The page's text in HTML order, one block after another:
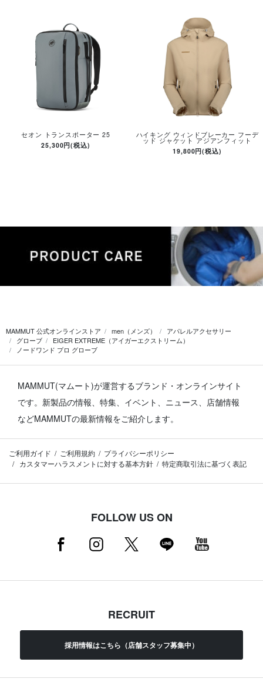
セオン トランスポーター 25
25,300円(税込)
ハイキング ウィンドブレーカー フーデ
ッド ジャケット アジアンフィット
19,800円(税込)
MAMMUT 公式オンラインストア men（メンズ）
アパレルアクセサリー
グローブ
EIGER EXTREME（アイガーエクストリーム）
ノードワンド プロ グローブ
MAMMUT(マムート)が運営するブランド・オンラインサイト
です。 新製品の情報、特集、イベント、ニュース、店舗情報
などMAMMUTの最新情報をご紹介します。
ご利用ガイド ご利用規約
プライバシーポリシー
カスタマーハラスメントに対する基本方針
特定商取引法に基づく表記
FOLLOW US ON
RECRUIT
採用情報はこちら（店舗スタッフ募集中）